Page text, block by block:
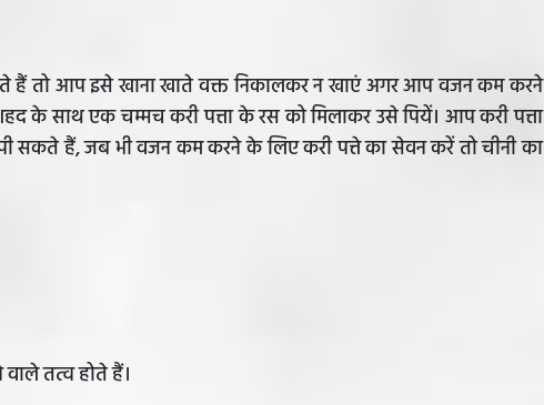
हैं तो आप इसे खाना खाते वक्त निकालकर न खाएं अगर आप वजन कम करने
के साथ एक चम्मच करी पत्ता के रस को मिलाकर उसे पियें। आप करी पत्ता
सकते हैं, जब भी वजन कम करने के लिए करी पत्ते का सेवन करें तो चीनी का
तत्व होते हैं।